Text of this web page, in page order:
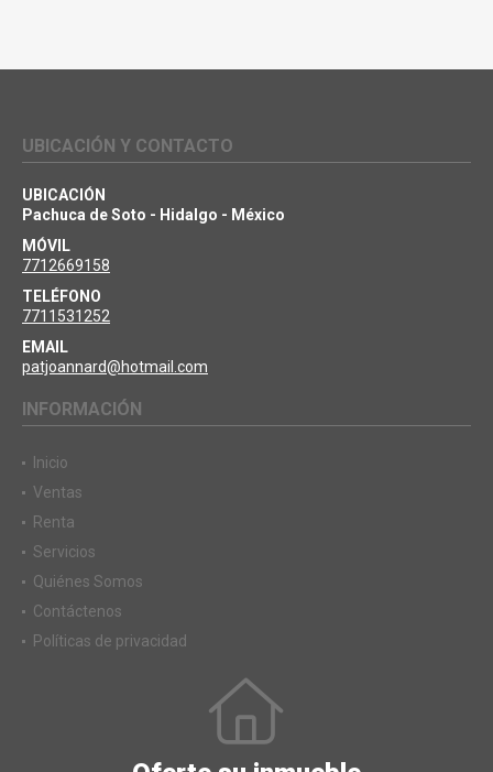
UBICACIÓN Y CONTACTO
UBICACIÓN
Pachuca de Soto - Hidalgo - México
MÓVIL
7712669158
TELÉFONO
7711531252
EMAIL
patjoannard@hotmail.com
INFORMACIÓN
Inicio
Ventas
Renta
Servicios
Quiénes Somos
Contáctenos
Políticas de privacidad